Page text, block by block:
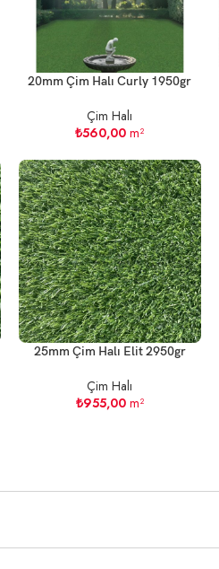
20mm Çim Halı Curly 1950gr
Çim Halı
₺560,00 m²
25mm Çim Halı Elit 2950gr
Çim Halı
₺955,00m²